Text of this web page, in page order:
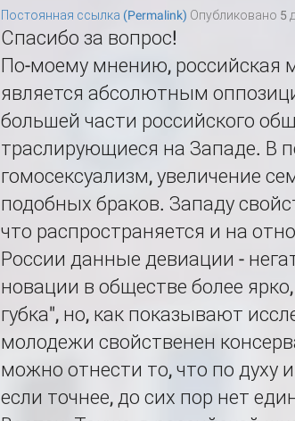
Постоянная ссылка (Permalink) Опубликовано 5
Спасибо за вопрос!
По-моему мнению, российская
является абсолютным
большей части российского
траслирующиеся на Западе. В
гомосексуализм, увеличение
подобных браков. Западу
что распространяется и на
России данные девиации -
новации в обществе более
губка", но, как показывают
молодежи свойственен
можно отнести то, что по духу
если точнее, до сих пор нет